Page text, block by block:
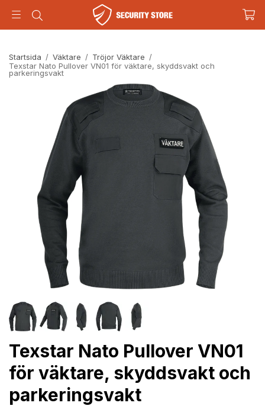
Startsida / Väktare / Tröjor Väktare /
Texstar Nato Pullover VN01 för väktare, skyddsvakt och
parkeringsvakt
Texstar Nato Pullover VN01
för väktare, skyddsvakt och
parkeringsvakt